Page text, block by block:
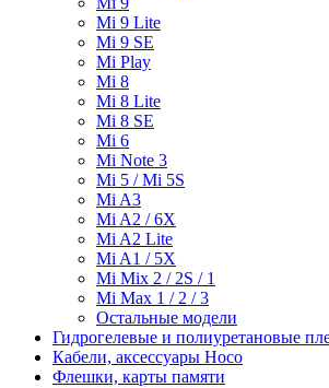
Mi 9 Lite
Mi 9 SE
Mi Play
Mi 8
Mi 8 Lite
Mi 8 SE
Mi 6
Mi Note 3
Mi 5 / Mi 5S
Mi A3
Mi A2 / 6X
Mi A2 Lite
Mi A1 / 5X
Mi Mix 2 / 2S / 1
Mi Max 1 / 2 / 3
Остальные модели
Гидрогелевые и полиуретановые
Кабели, аксессуары Hoco
Флешки, карты памяти